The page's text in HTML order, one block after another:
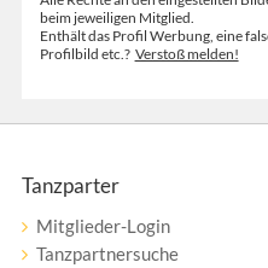
beim jeweiligen Mitglied.
Enthält das Profil Werbung, eine
Profilbild etc.? Verstoß melden!
Tanzparter
Mitglieder-Login
Tanzpartnersuche